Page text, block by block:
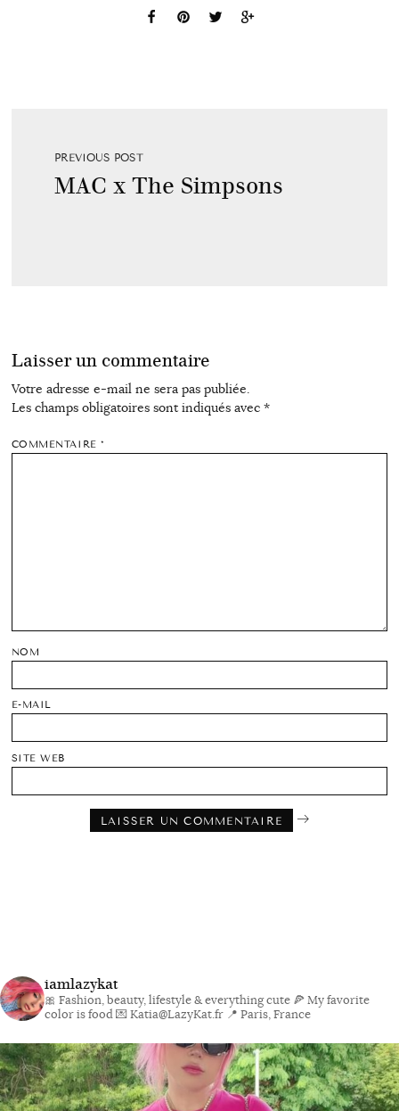
PREVIOUS POST
MAC x The Simpsons
Laisser un commentaire
Votre adresse e-mail ne sera pas publiée.
Les champs obligatoires sont indiqués avec *
COMMENTAIRE*
NOM
E-MAIL
SITE WEB
iamlazykat
🎀 Fashion, beauty, lifestyle & everything cute 🍕 My favorite
color is food💌 Katia@LazyKat.fr 📍 Paris, France